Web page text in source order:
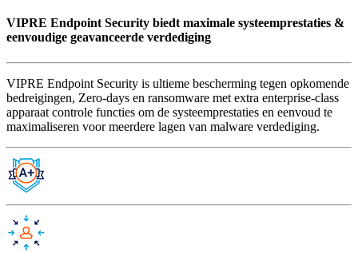
VIPRE Endpoint Security biedt maximale systeemprestaties &
eenvoudige geavanceerde verdediging
VIPRE Endpoint Security is ultieme bescherming tegen opkomende
bedreigingen, Zero-days en ransomware met extra enterprise-class
apparaat controle functies om de systeemprestaties en eenvoud te
maximaliseren voor meerdere lagen van malware verdediging.